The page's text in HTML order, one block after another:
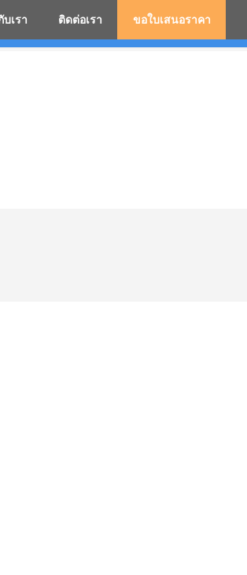
บเรา ติดต่อเรา ขอใบเสนอราคา
นโลโก้ ร่มพรีเมี่ยม ร่มตอนเดียว ร่มกอ